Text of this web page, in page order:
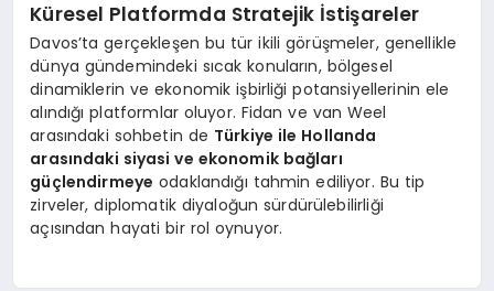
Küresel Platformda Stratejik İstişareler
Davos’ta gerçekleşen bu tür ikili görüşmeler, genellikle
dünya gündemindeki sıcak konuların, bölgesel
dinamiklerin ve ekonomik işbirliği potansiyellerinin ele
alındığı platformlar oluyor. Fidan ve van Weel
arasındaki sohbetin de Türkiye ile Hollanda
arasındaki siyasi ve ekonomik bağları
güçlendirmeye odaklandığı tahmin ediliyor. Bu tip
zirveler, diplomatik diyaloğun sürdürülebilirliği
açısından hayati bir rol oynuyor.